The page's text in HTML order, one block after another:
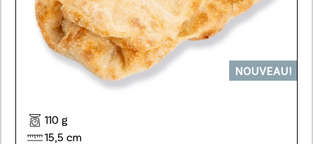
NOUVEAU!
110 g
15,5 cm